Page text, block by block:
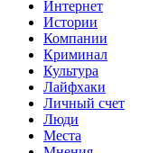
Интернет
Истории
Компании
Криминал
Культура
Лайфхаки
Личный счет
Люди
Места